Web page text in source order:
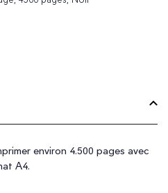
environ 4.500 pages avec
A4.